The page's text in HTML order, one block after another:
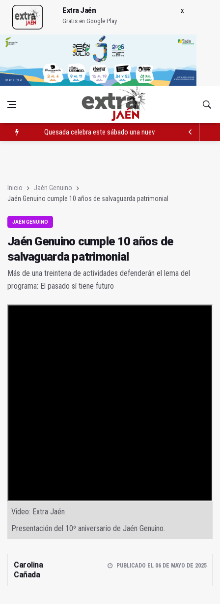
Extra Jaén
Gratis en Google Play
Quesada celebra este sábado una nueva jornada de Orgullo
Inicio
Jaén Genuino
Jaén Genuino cumple 10 años de salvaguarda patrimonial
JAÉN GENUINO
Jaén Genuino cumple 10 años de
salvaguarda patrimonial
Más de una treintena de actividades defenderán el lema del
programa: El pasado sí tiene futuro
Video: Extra Jaén
Presentación del 10º aniversario de Jaén Genuino.
Carolina
Cañada
PUBLICADO EL 06 DE MAYO DE 2025